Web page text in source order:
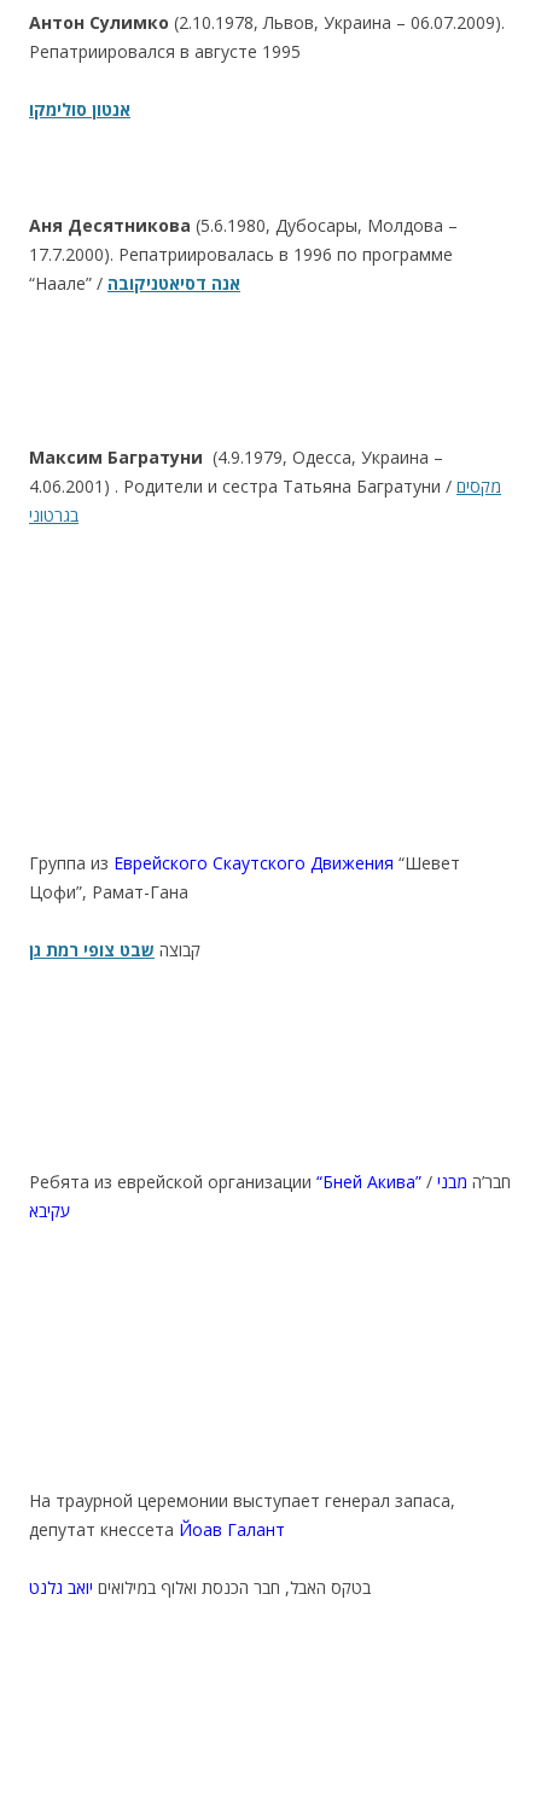
Антон Сулимко (2.10.1978, Львов, Украина – 06.07.2009).
Репатриировался в августе 1995
אנטון סולימקו
Аня Десятникова (5.6.1980, Дубосары, Молдова –
17.7.2000). Репатриировалась в 1996 по программе
“Наале” / אנה דסיאטניקובה
Максим Багратуни (4.9.1979, Одесса, Украина –
4.06.2001) . Родители и сестра Татьяна Багратуни / מקסים
בגרטוני
Группа из Еврейского Скаутского Движения “Шевет
Цофи”, Рамат-Гана
קבוצה שבט צופי רמת גן
Ребята из еврейской организации “Бней Акива” / חבר’ה מבני
עקיבא
На траурной церемонии выступает генерал запаса,
депутат кнессета Йоав Галант
בטקס האבל, חבר הכנסת ואלוף במילואים יואב גלנט